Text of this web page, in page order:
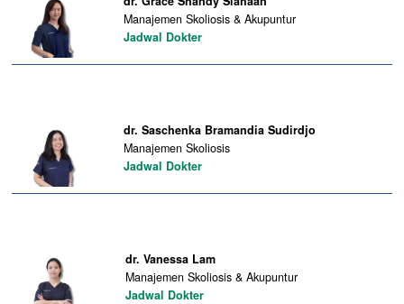
Manajemen Skoliosis & Akupuntur
Jadwal Dokter
dr. Saschenka Bramandia Sudirdjo
Manajemen Skoliosis
Jadwal Dokter
dr. Vanessa Lam
Manajemen Skoliosis & Akupuntur
Jadwal Dokter